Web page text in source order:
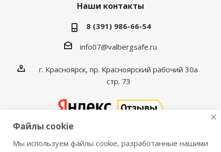
Наши контакты
8 (391) 986-66-54
info07@valbergsafe.ru
г. Красноярск, пр. Красноярский рабочий 30а
стр. 73
Файлы cookie
Мы используем файлы cookie, разработанные нашими